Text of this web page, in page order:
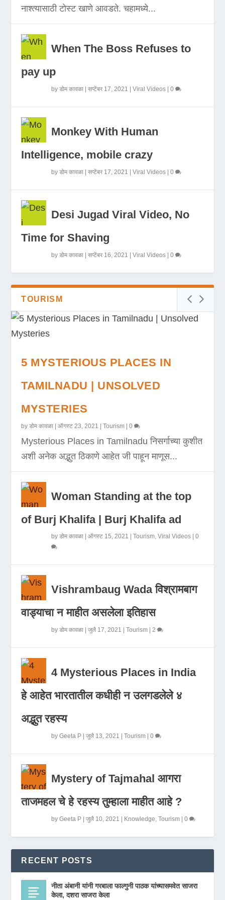
नाश्त्यासाठी टोस्ट खाणे आवडते. चहामध्ये...
When The Boss Refuses to
pay up
byडोम कावळा |सप्टेंबर 17, 2021 |Viral Videos |0
Monkey With Human
Intelligence, mobile crazy
byडोम कावळा |सप्टेंबर 17, 2021 |Viral Videos |0
Desi Jugad Viral Video, No
Time for Shaving
byडोम कावळा |सप्टेंबर 16, 2021 |Viral Videos |0
TOURISM
5 MYSTERIOUS PLACES IN
TAMILNADU | UNSOLVED
MYSTERIES
byडोम कावळा |ऑगस्ट 23, 2021 |Tourism |0
Mysterious Places in Tamilnadu निसर्गाच्या कुशीत
अशी अनेक अद्भुत ठिकाणे आहेत जी पाहून माणूस...
Woman Standing at the top
of Burj Khalifa | Burj Khalifa ad
byडोम कावळा |ऑगस्ट 15, 2021 |Tourism ,Viral Videos |0
Vishrambaug Wada विश्रामबाग
वाड्याचा न माहीत असलेला इतिहास
byडोम कावळा |जुलै 17, 2021 |Tourism | 2
4 Mysterious Places in India
हे आहेत भारतातील कधीही न उलगडलेले ४
अद्भुत रहस्य
byGeeta P |जुलै 13, 2021 |Tourism |0
Mystery of Tajmahal आगरा
ताजमहल चे हे रहस्य तुम्हाला माहीत आहे ?
byGeeta P |जुलै 10, 2021 | Knowledge ,Tourism |0
RECENT POSTS
नीता अंबानी यांनी गरबाला फाल्गुनी पाठक यांच्यासमवेत साजरा
केला, दशरा साजरा केला